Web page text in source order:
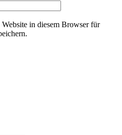
in diesem Browser für